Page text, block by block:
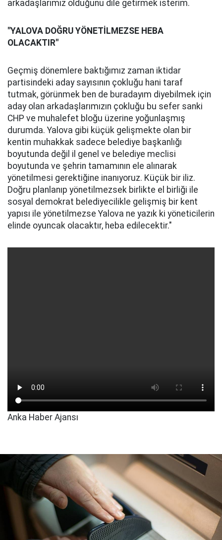
arkadaşlarımız olduğunu dile getirmek isterim.
"YALOVA DOĞRU YÖNETİLMEZSE HEBA
OLACAKTIR"
Geçmiş dönemlere baktığımız zaman iktidar
partisindeki aday sayısının çokluğu hani taraf
tutmak, görünmek ben de buradayım diyebilmek için
aday olan arkadaşlarımızın çokluğu bu sefer sanki
CHP ve muhalefet bloğu üzerine yoğunlaşmış
durumda. Yalova gibi küçük gelişmekte olan bir
kentin muhakkak sadece belediye başkanlığı
boyutunda değil il genel ve belediye meclisi
boyutunda ve şehrin tamamının ele alınarak
yönetilmesi gerektiğine inanıyoruz. Küçük bir iliz.
Doğru planlanıp yönetilmezsek birlikte el birliği ile
sosyal demokrat belediyecilikle gelişmiş bir kent
yapısı ile yönetilmezse Yalova ne yazık ki yöneticilerin
elinde oyuncak olacaktır, heba edilecektir."
Anka Haber Ajansı